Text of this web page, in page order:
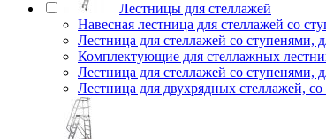
Лестницы для стеллажей
Навесная лестница для стеллажей со
Лестница для стеллажей со
Комплектующие для стеллажных
Лестница для стеллажей со
Лестница для двухрядных стеллажей,